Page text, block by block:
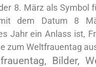
8. März als Symbol
dem Datum 8
Jahr ein Anlass ist,
zum Weltfrauentag
Bilder,